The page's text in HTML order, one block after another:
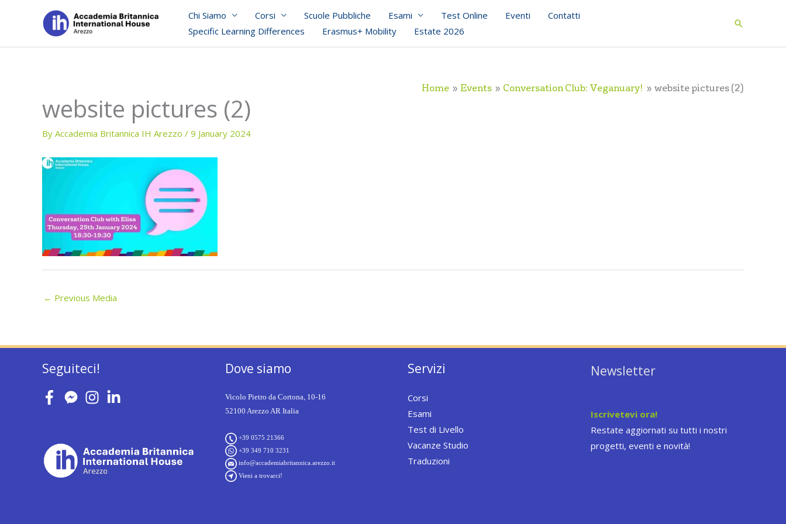
Chi Siamo Corsi Scuole Pubbliche Esami Test Online Eventi
Contatti
Specific Learning Differences
Erasmus+ Mobility Estate 2026 Search
Home Events Conversation Club: Veganuary! website pictures (2)
website pictures (2)
By Accademia Britannica IH Arezzo / 9 January 2024
← Previous Media
Seguiteci! Dove siamo
Vicolo Pietro da Cortona, 10-16
52100 Arezzo AR Italia
+39 0575 21366
+39 349 710 3231
info@accademiabritannica.arezzo.it
Vieni a trovarci!
Servizi
Corsi
Esami
Test di Livello
Vacanze Studio
Traduzioni
Newsletter
Iscrivetevi ora!
Restate aggiornati su tutti i nostri
progetti, eventi e novità!